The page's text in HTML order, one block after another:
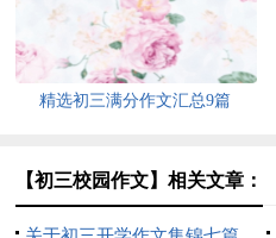
精选初三满分作文汇总9篇
【初三校园作文】相关文章：